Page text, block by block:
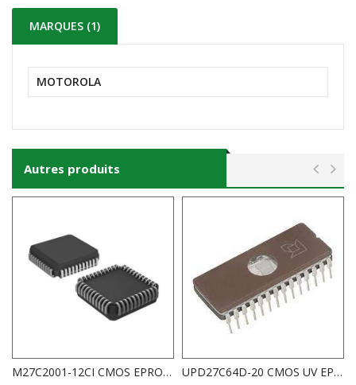
MARQUES (1)
MOTOROLA
Autres produits
M27C2001-12CI CMOS EPROM (256K x 8-Bit) 120ns CMS PLCC-32 UPD27C64D-20 CMOS UV EPROM 64K (8.192K x 8-Bit)